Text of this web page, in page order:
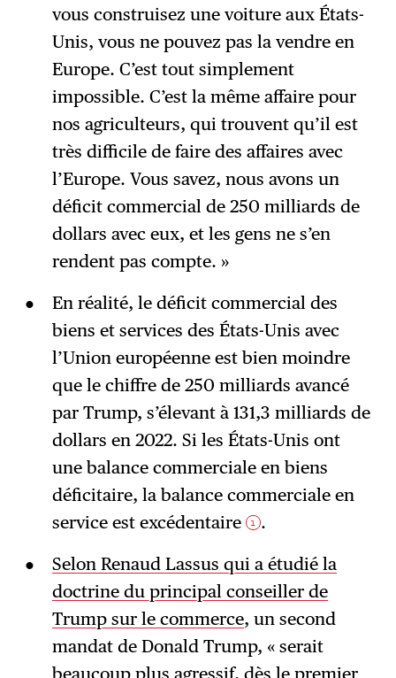
vous construisez une voiture aux États-
Unis, vous ne pouvez pas la vendre en
Europe. C’est tout simplement
impossible. C’est la même affaire pour
nos agriculteurs, qui trouvent qu’il est
très difficile de faire des affaires avec
l’Europe. Vous savez, nous avons un
déficit commercial de 250 milliards de
dollars avec eux, et les gens ne s’en
rendent pas compte. »
En réalité, le déficit commercial des
biens et services des États-Unis avec
l’Union européenne est bien moindre
que le chiffre de 250 milliards avancé
par Trump, s’élevant à 131,3 milliards de
dollars en 2022. Si les États-Unis ont
une balance commerciale en biens
déficitaire, la balance commerciale en
service est excédentaire
1 .
Selon Renaud Lassus qui a étudié la
doctrine du principal conseiller de
Trump sur le commerce, un second
mandat de Donald Trump, « serait
beaucoup plus agressif, dès le premier